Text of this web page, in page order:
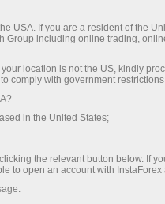
مع إنستا
الأسعار
مواتية
في
USA. If you are a resident of the
Group including online trading,
location is not the US, kindly
comply with government
in the United States;
the relevant button below. If
to open an account with InstaForex